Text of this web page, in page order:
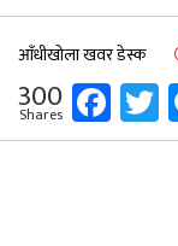
आँधीखोला खवर डेस्क
300
Shares